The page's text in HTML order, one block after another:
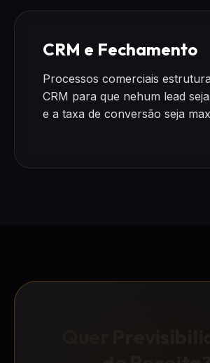
CRM e Fechamento
Processos comerciais
CRM para que nehum lead
e a taxa de conversão seja